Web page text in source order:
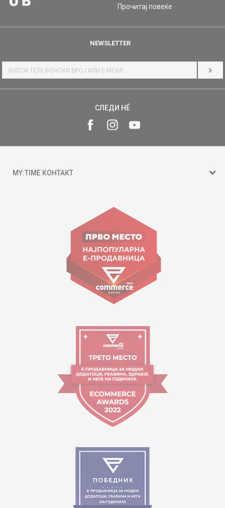
Прочитај повеќе
NEWSLETTER
СЛЕДИ НÉ
MY:TIME КОНТАКТ
ул. Гоце Николовски бр.74 Скопје
contact@mytime.mk
Работно време:
09:00 до 17:00